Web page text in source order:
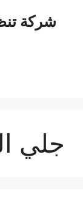
شركة
جلي